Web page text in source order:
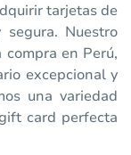
tarjetas de
Nuestro
en Perú,
excepcional y
una variedad
card perfecta